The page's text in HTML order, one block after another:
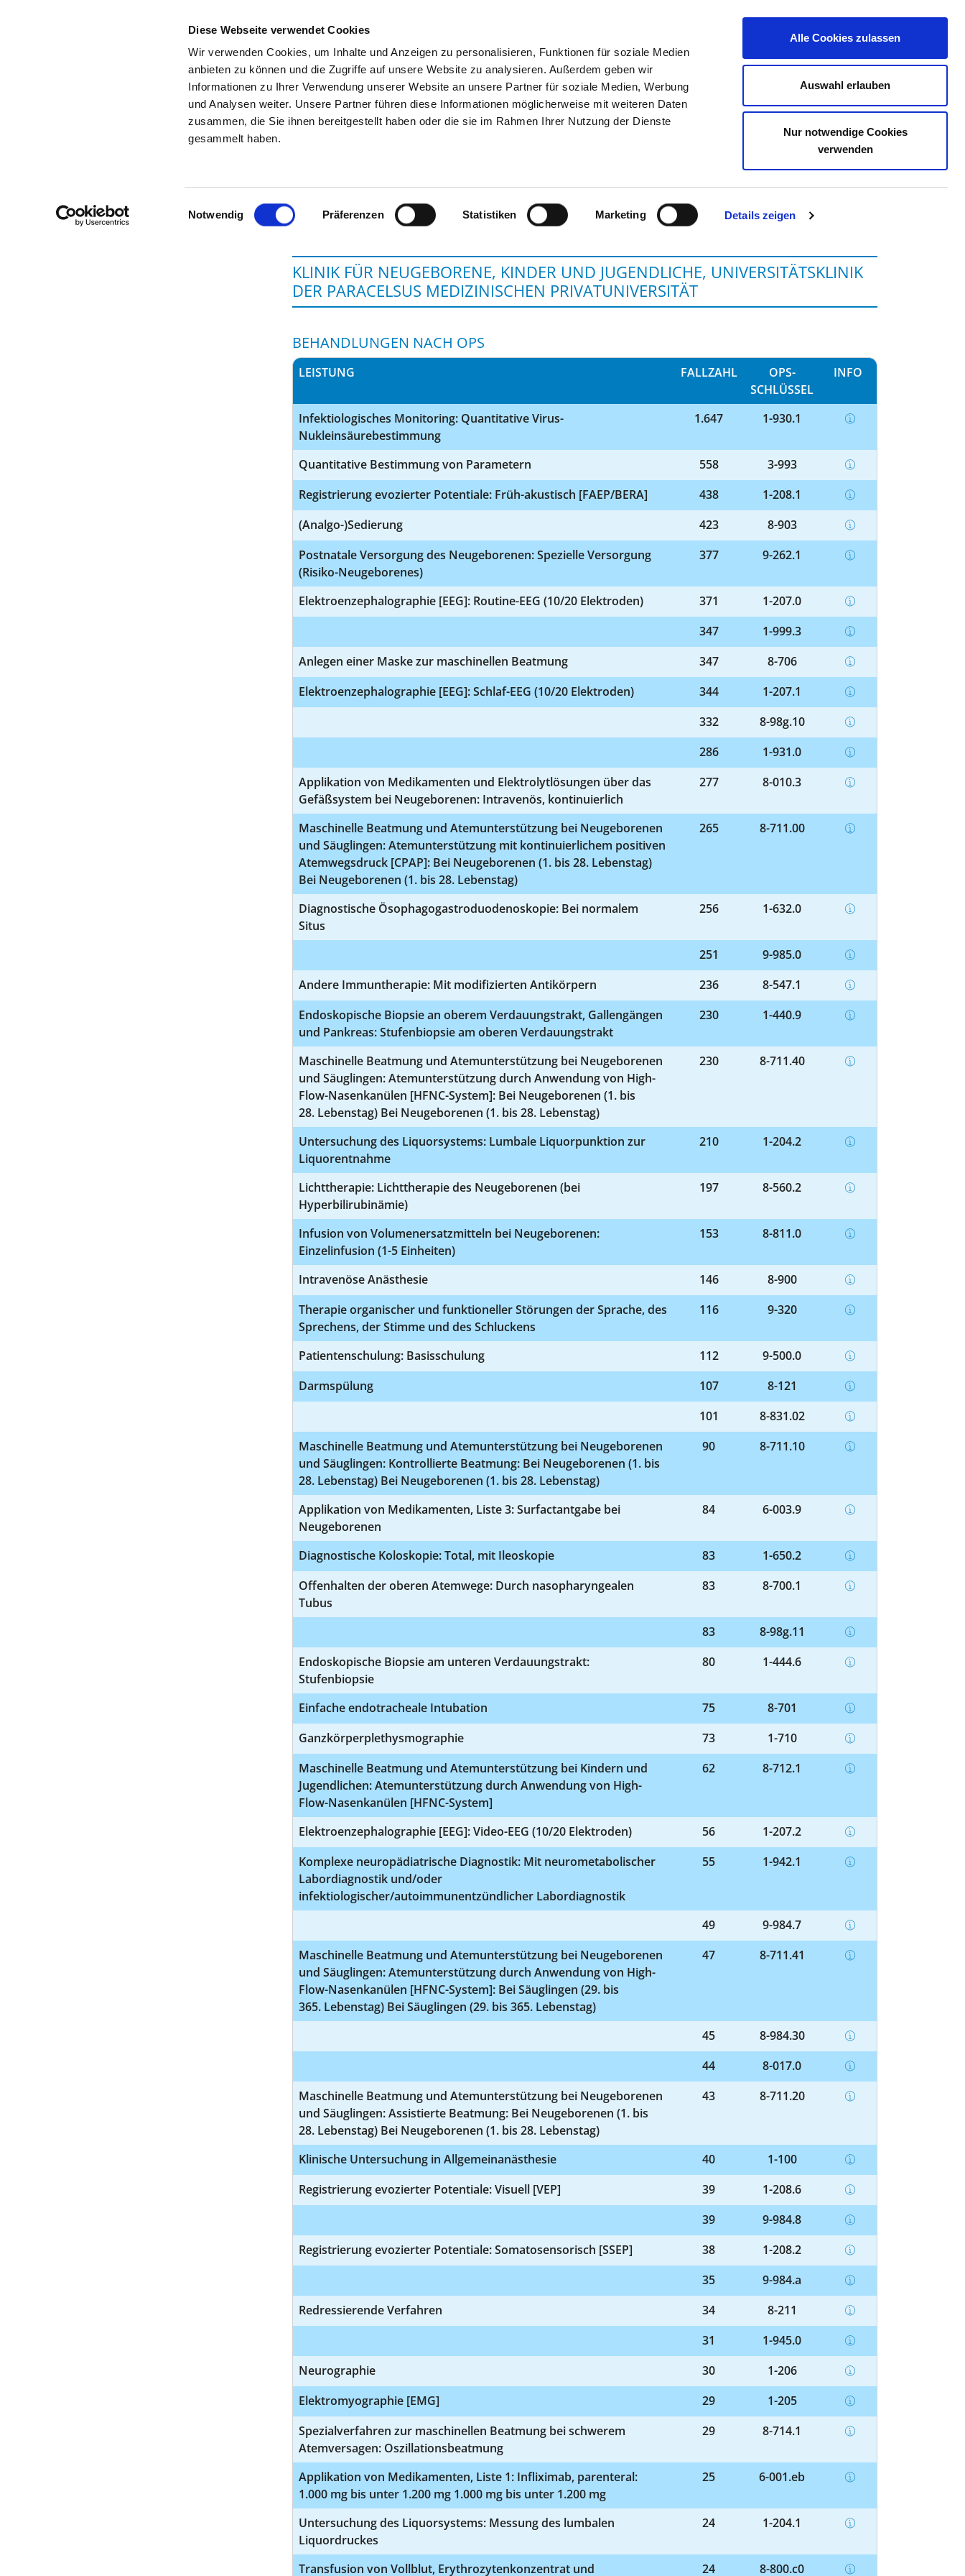
Diese Webseite verwendet Cookies
Wir verwenden Cookies, um Inhalte und Anzeigen zu personalisieren, Funktionen für soziale Medien
anbieten zu können und die Zugriffe auf unsere Website zu analysieren. Außerdem geben wir
Informationen zu Ihrer Verwendung unserer Website an unsere Partner für soziale Medien, Werbung
und Analysen weiter. Unsere Partner führen diese Informationen möglicherweise mit weiteren Daten
zusammen, die Sie ihnen bereitgestellt haben oder die sie im Rahmen Ihrer Nutzung der Dienste
gesammelt haben.
Einwilligungsauswahl
Notwendig Präferenzen Statistiken Marketing Details zeigen
Alle Cookies zulassen
Auswahl erlauben
Nur notwendige Cookies
verwenden
SUCHEN TIPPS & HILFE DAS DKV STELLENBÖRSE KONTAKT IHRE MEINUNG
Startseite der Fachabteilung
KLINIK FÜR NEUGEBORENE, KINDER UND JUGENDLICHE, UNIVERSITÄTSKLINIK
DER PARACELSUS MEDIZINISCHEN PRIVATUNIVERSITÄT
BEHANDLUNGEN NACH OPS
LEISTUNG FALLZAHL
OPS-
SCHLÜSSEL
INFO
Infektiologisches Monitoring: Quantitative Virus-
Nukleinsäurebestimmung
1.647 1-930.1
Quantitative Bestimmung von Parametern 558
3-993
Registrierung evozierter Potentiale: Früh-akustisch [FAEP/BERA]
438
1-208.1
(Analgo-)Sedierung
423
8-903
Postnatale Versorgung des Neugeborenen: Spezielle Versorgung
(Risiko-Neugeborenes)
377 9-262.1
Elektroenzephalographie [EEG]: Routine-EEG (10/20 Elektroden) 371
1-207.0
347
1-999.3
Anlegen einer Maske zur maschinellen Beatmung
347
8-706
Elektroenzephalographie [EEG]: Schlaf-EEG (10/20 Elektroden)
344
1-207.1
332
8-98g.10
286
1-931.0
Applikation von Medikamenten und Elektrolytlösungen über das
Gefäßsystem bei Neugeborenen: Intravenös, kontinuierlich
277 8-010.3
Maschinelle Beatmung und Atemunterstützung bei Neugeborenen
und Säuglingen: Atemunterstützung mit kontinuierlichem positiven
Atemwegsdruck [CPAP]: Bei Neugeborenen (1. bis 28. Lebenstag)
Bei Neugeborenen (1. bis 28. Lebenstag)
265 8-711.00
Diagnostische Ösophagogastroduodenoskopie: Bei normalem
Situs
256 1-632.0
251
9-985.0
Andere Immuntherapie: Mit modifizierten Antikörpern
236
8-547.1
Endoskopische Biopsie an oberem Verdauungstrakt, Gallengängen
und Pankreas: Stufenbiopsie am oberen Verdauungstrakt
230 1-440.9
Maschinelle Beatmung und Atemunterstützung bei Neugeborenen
und Säuglingen: Atemunterstützung durch Anwendung von High-
Flow-Nasenkanülen [HFNC-System]: Bei Neugeborenen (1. bis
28. Lebenstag) Bei Neugeborenen (1. bis 28. Lebenstag)
230 8-711.40
Untersuchung des Liquorsystems: Lumbale Liquorpunktion zur
Liquorentnahme
210 1-204.2
Lichttherapie: Lichttherapie des Neugeborenen (bei
Hyperbilirubinämie)
197 8-560.2
Infusion von Volumenersatzmitteln bei Neugeborenen:
Einzelinfusion (1-5 Einheiten)
153 8-811.0
Intravenöse Anästhesie 146
8-900
Therapie organischer und funktioneller Störungen der Sprache, des
Sprechens, der Stimme und des Schluckens
116 9-320
Patientenschulung: Basisschulung 112
9-500.0
Darmspülung
107
8-121
101
8-831.02
Maschinelle Beatmung und Atemunterstützung bei Neugeborenen
und Säuglingen: Kontrollierte Beatmung: Bei Neugeborenen (1. bis
28. Lebenstag) Bei Neugeborenen (1. bis 28. Lebenstag)
90 8-711.10
Applikation von Medikamenten, Liste 3: Surfactantgabe bei
Neugeborenen
84 6-003.9
Diagnostische Koloskopie: Total, mit Ileoskopie 83
1-650.2
Offenhalten der oberen Atemwege: Durch nasopharyngealen
Tubus
83 8-700.1
83
8-98g.11
Endoskopische Biopsie am unteren Verdauungstrakt:
Stufenbiopsie
80 1-444.6
Einfache endotracheale Intubation 75
8-701
Ganzkörperplethysmographie
73
1-710
Maschinelle Beatmung und Atemunterstützung bei Kindern und
Jugendlichen: Atemunterstützung durch Anwendung von High-
Flow-Nasenkanülen [HFNC-System]
62 8-712.1
Elektroenzephalographie [EEG]: Video-EEG (10/20 Elektroden) 56
1-207.2
Komplexe neuropädiatrische Diagnostik: Mit neurometabolischer
Labordiagnostik und/oder
infektiologischer/autoimmunentzündlicher Labordiagnostik
55 1-942.1
49
9-984.7
Maschinelle Beatmung und Atemunterstützung bei Neugeborenen
und Säuglingen: Atemunterstützung durch Anwendung von High-
Flow-Nasenkanülen [HFNC-System]: Bei Säuglingen (29. bis
365. Lebenstag) Bei Säuglingen (29. bis 365. Lebenstag)
47 8-711.41
45
8-984.30
44
8-017.0
Maschinelle Beatmung und Atemunterstützung bei Neugeborenen
und Säuglingen: Assistierte Beatmung: Bei Neugeborenen (1. bis
28. Lebenstag) Bei Neugeborenen (1. bis 28. Lebenstag)
43 8-711.20
Klinische Untersuchung in Allgemeinanästhesie 40
1-100
Registrierung evozierter Potentiale: Visuell [VEP]
39
1-208.6
39
9-984.8
Registrierung evozierter Potentiale: Somatosensorisch [SSEP]
38
1-208.2
35
9-984.a
Redressierende Verfahren
34
8-211
31
1-945.0
Neurographie
30
1-206
Elektromyographie [EMG]
29
1-205
Spezialverfahren zur maschinellen Beatmung bei schwerem
Atemversagen: Oszillationsbeatmung
29 8-714.1
Applikation von Medikamenten, Liste 1: Infliximab, parenteral:
1.000 mg bis unter 1.200 mg 1.000 mg bis unter 1.200 mg
25 6-001.eb
Untersuchung des Liquorsystems: Messung des lumbalen
Liquordruckes
24 1-204.1
Transfusion von Vollblut, Erythrozytenkonzentrat und 24 8-800.c0